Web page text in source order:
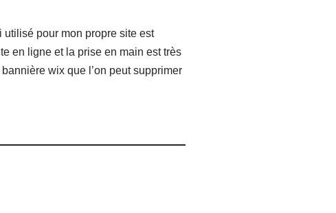
utilisé pour mon propre site est
en ligne et la prise en main est très
wix que l’on peut supprimer